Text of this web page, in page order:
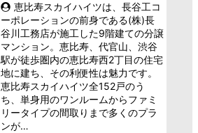
恵比寿スカイハイツは、長谷工コ
ーポレーションの前身である(株)長
谷川工務店が施工した9階建ての分譲
マンション。恵比寿、代官山、渋谷
駅が徒歩圏内の恵比寿西2丁目の住宅
地に建ち、その利便性は魅力です。
恵比寿スカイハイツ全152戸のう
ち、単身用のワンルームからファミ
リータイプの間取りまで多くのプラ
ンが…